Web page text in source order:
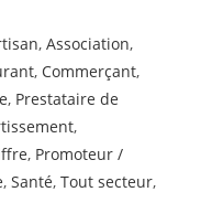
,Association,
, Commerçant,
, Prestataire de
,
, Promoteur /
,Santé,Tout secteur,